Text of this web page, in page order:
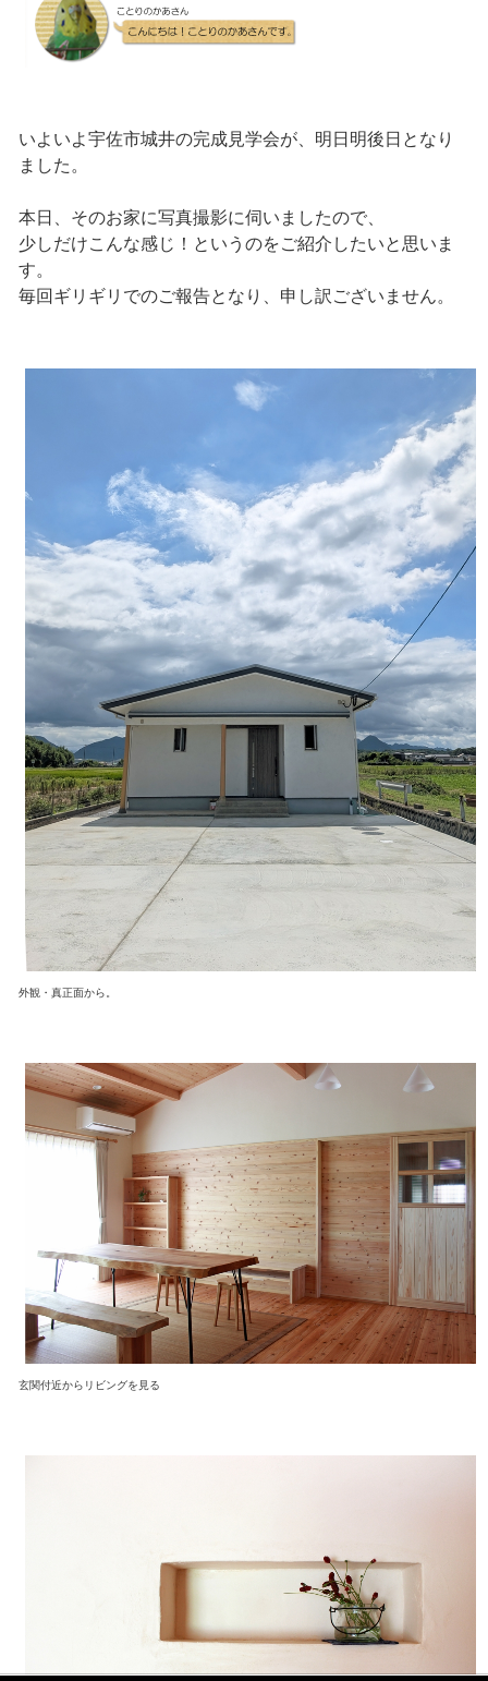
いよいよ宇佐市城井の完成見学会が、明日明後日となり
ました。
本日、そのお家に写真撮影に伺いましたので、
少しだけこんな感じ！というのをご紹介したいと思いま
す。
毎回ギリギリでのご報告となり、申し訳ございません。
外観・真正面から。
玄関付近からリビングを見る